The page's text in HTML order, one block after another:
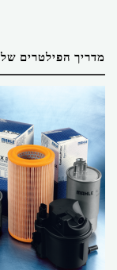
מדריך הפילטרים של MAHLE